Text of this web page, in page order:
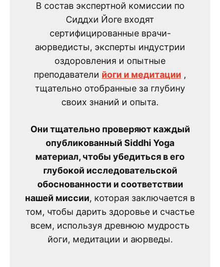
В состав экспертной комиссии по
Сиддхи Йоге входят
сертифицированные врачи-
аюрведисты, эксперты индустрии
оздоровления и опытные
преподаватели йоги и медитации ,
тщательно отобранные за глубину
своих знаний и опыта.
Они тщательно проверяют каждый
опубликованный Siddhi Yoga
материал, чтобы убедиться в его
глубокой исследовательской
обоснованности и соответствии
нашей миссии, которая заключается в
том, чтобы дарить здоровье и счастье
всем, используя древнюю мудрость
йоги, медитации и аюрведы.